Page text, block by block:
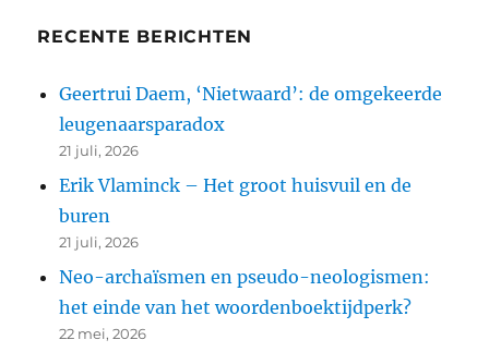
RECENTE BERICHTEN
Geertrui Daem, ‘Nietwaard’: de omgekeerde
leugenaarsparadox
21 juli, 2026
Erik Vlaminck – Het groot huisvuil en de
buren
21 juli, 2026
Neo-archaïsmen en pseudo-neologismen:
het einde van het woordenboektijdperk?
22 mei, 2026